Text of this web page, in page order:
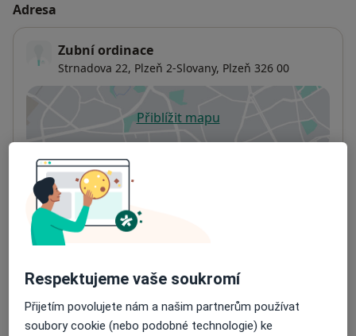
Adresa
Zubní ordinace
Strnadova 22, Plzeň 2-Slovany, Plzeň 326 00
Přiblížit mapuse otevře v nové záložce
Dostupnost
Na této adrese online kalendář není aktivní
Co mám v takové situaci udělat?
Způsoby platby (soukromé návštěvy)
Detaily
Víceo adrese
Respektujeme vaše soukromí
Přijetím povolujete nám a našim partnerům používat
soubory cookie (nebo podobné technologie) ke